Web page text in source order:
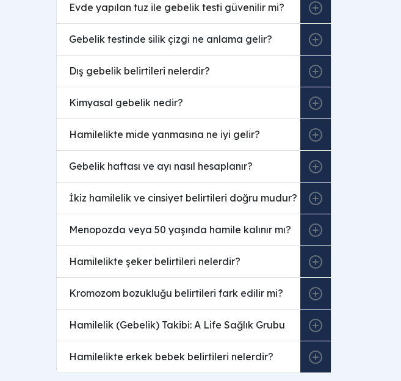
Evde yapılan tuz ile gebelik testi güvenilir mi?
Gebelik testinde silik çizgi ne anlama gelir?
Dış gebelik belirtileri nelerdir?
Kimyasal gebelik nedir?
Hamilelikte mide yanmasına ne iyi gelir?
Gebelik haftası ve ayı nasıl hesaplanır?
İkiz hamilelik ve cinsiyet belirtileri doğru mudur?
Menopozda veya 50 yaşında hamile kalınır mı?
Hamilelikte şeker belirtileri nelerdir?
Kromozom bozukluğu belirtileri fark edilir mi?
Hamilelik (Gebelik) Takibi: A Life Sağlık Grubu
Hamilelikte erkek bebek belirtileri nelerdir?